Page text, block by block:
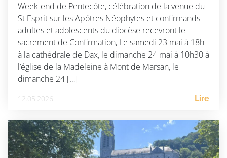
Week-end de Pentecôte, célébration de la venue du
St Esprit sur les Apôtres Néophytes et confirmands
adultes et adolescents du diocèse recevront le
sacrement de Confirmation, Le samedi 23 mai à 18h
à la cathédrale de Dax, le dimanche 24 mai à 10h30 à
l’église de la Madeleine à Mont de Marsan, le
dimanche 24 […]
12.05.2026 Lire